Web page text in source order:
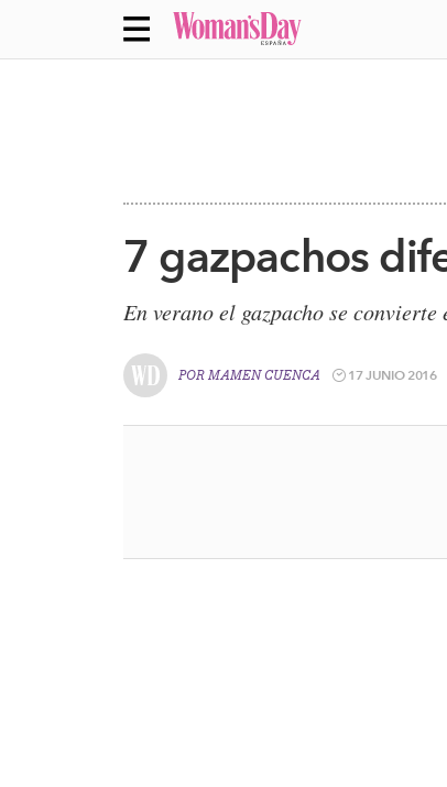
7 gazpachos
En verano el gazpacho se
POR MAMEN CUENCA 17 JUNIO 2016